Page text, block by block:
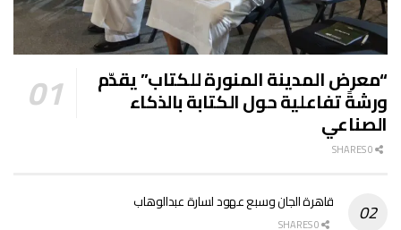
“معرض المدينة المنورة للكتاب” يقدّم
ورشةً تفاعلية حول الكتابة بالذكاء
الصناعي
قاهرة الجان وسبع عهود لسارة عبدالوهاب